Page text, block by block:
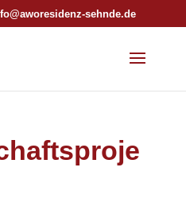
sehnde.de